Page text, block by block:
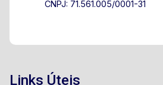
CNPJ: 71.561.005/0001-31
Links Úteis